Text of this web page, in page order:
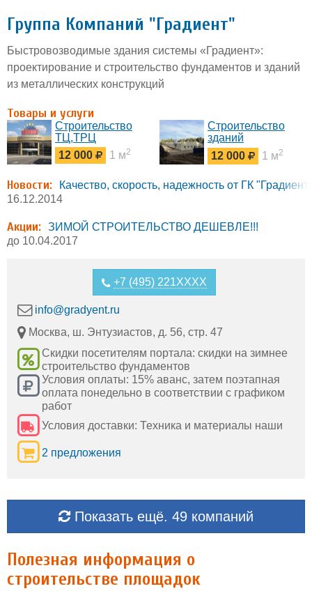
Группа Компаний "Градиент"
Быстровозводимые здания системы «Градиент»:
проектирование и строительство фундаментов и зданий
из металлических конструкций
Товары и услуги
Строительство
ТЦ,ТРЦ
12 000
1 м2
Строительство
зданий
сельхозназначения
по системе
12 000 1 м2
Новости:
Качество, скорость, надежность от ГК "Градиент"
16.12.2014
Акции: ЗИМОЙ СТРОИТЕЛЬСТВО ДЕШЕВЛЕ!!!
до 10.04.2017
+7 (495) 221XXXX
info@gradyent.ru
Москва, ш. Энтузиастов, д. 56, стр. 47
Скидки посетителям портала: скидки на зимнее
строительство фундаментов
Условия оплаты: 15% аванс, затем поэтапная
оплата понедельно в соответствии с графиком
работ
Условия доставки: Техника и материалы наши
2 предложения
Показать ещё. 49 компаний
Полезная информация о
строительстве площадок